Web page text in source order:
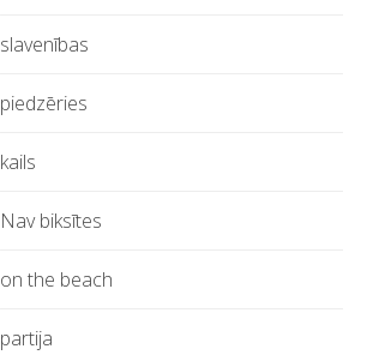
slavenības
piedzēries
kails
Nav biksītes
on the beach
partija